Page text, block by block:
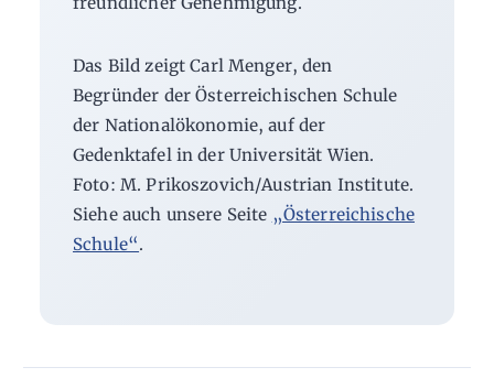
Das Bild zeigt Carl Menger, den
Begründer der Österreichischen Schule
der Nationalökonomie, auf der
Gedenktafel in der Universität Wien.
Foto: M. Prikoszovich/Austrian Institute.
Siehe auch unsere Seite „Österreichische
Schule“.